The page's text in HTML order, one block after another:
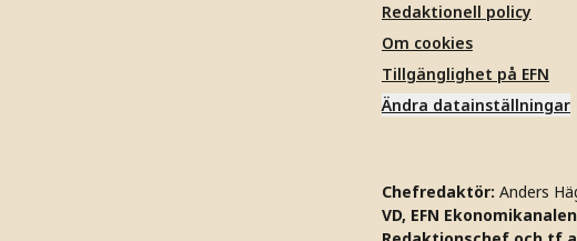
Redaktionell policy
Om cookies
Tillgänglighet på EFN
Ändra datainställningar
Chefredaktör: Anders
VD, EFN